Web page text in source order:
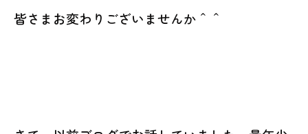
皆さまお変わりございませんか＾＾